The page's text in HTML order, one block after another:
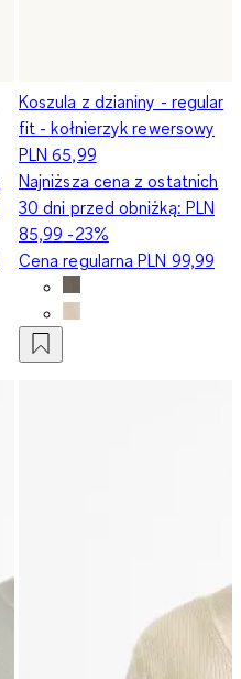
Koszula z dzianiny - regular
fit - kołnierzyk rewersowy
PLN 65,99
Najniższa cena z ostatnich
30 dni przed obniżką: PLN
85,99 -23%
Cena regularnaPLN 99,99